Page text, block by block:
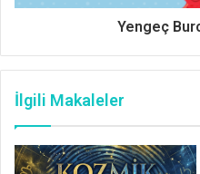
Yengeç
İlgili Makaleler